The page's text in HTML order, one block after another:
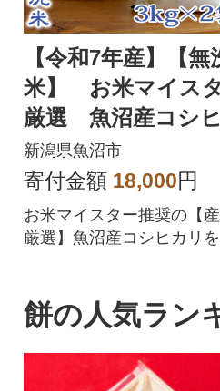
【令和7年産】【無
米】 お米マイス
厳選 魚沼産コシ
リ100% 6kg(3kg×2
袋)
新潟県魚沼市
寄付金額 18,000円
お米マイスター推奨の【
厳選】魚沼産コシヒカリ
餅の人気ラン